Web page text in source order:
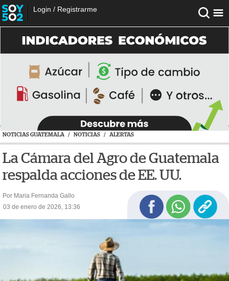
Login / Registrarme
NOTICIAS GUATEMALA / NOTICIAS / ALERTAS
La Cámara del Agro de Guatemala
respalda acciones de EE. UU.
Por Maria Fernanda Gallo
03 de enero de 2026, 13:36